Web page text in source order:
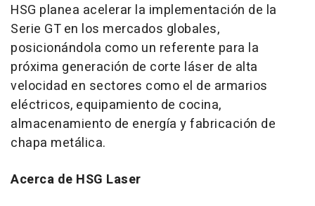
HSG planea acelerar la implementación de la
Serie GT en los mercados globales,
posicionándola como un referente para la
próxima generación de corte láser de alta
velocidad en sectores como el de armarios
eléctricos, equipamiento de cocina,
almacenamiento de energía y fabricación de
chapa metálica.
Acerca de HSG Laser